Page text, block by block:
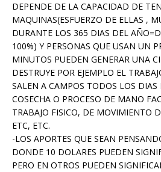
DEPENDE DE LA CAPACIDAD DE
MAQUINAS(ESFUERZO DE ELLAS ,
DURANTE LOS 365 DIAS DEL
100%) Y PERSONAS QUE USAN UN
MINUTOS PUEDEN GENERAR UNA
DESTRUYE POR EJEMPLO EL
SALEN A CAMPOS TODOS LOS DIAS
COSECHA O PROCESO DE MANO
TRABAJO FISICO, DE MOVIMIENTO
ETC, ETC.
-LOS APORTES QUE SEAN
DONDE 10 DOLARES PUEDEN
PERO EN OTROS PUEDEN